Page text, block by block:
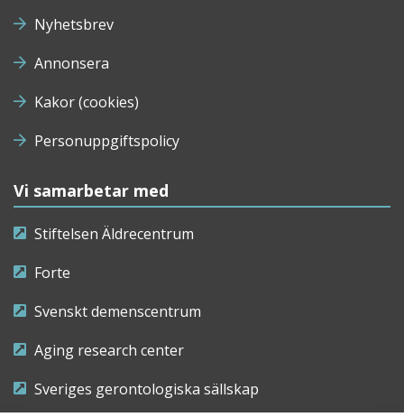
Nyhetsbrev
Annonsera
Kakor (cookies)
Personuppgiftspolicy
Vi samarbetar med
Stiftelsen Äldrecentrum
Forte
Svenskt demenscentrum
Aging research center
Sveriges gerontologiska sällskap